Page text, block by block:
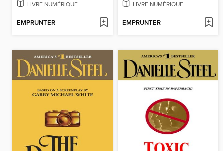
LIVRE NUMÉRIQUE
EMPRUNTER
LIVRE NUMÉRIQUE
EMPRUNTER